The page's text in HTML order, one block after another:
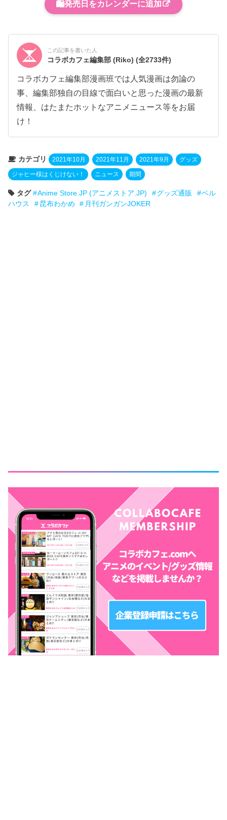
🛍️発売日をカレンダーに追加
この記事を書いた人
コラボカフェ編集部 (Riko)(全2733件)
コラボカフェ編集部漫画班では人気漫画は勿論の
事、編集部独自の目線で面白いと思った漫画の最新
情報、はたまたホットなアニメニュース等をお届
け！
カテゴリ 2021年10月 2021年11月 2021年9月 グッズ
ジャヒー様はくじけない！ ニュース 期間
タグ Anime Store.JP (アニメストア.JP) グッズ通販
ベル
ハウス
昆布わかめ 月刊ガンガンJOKER